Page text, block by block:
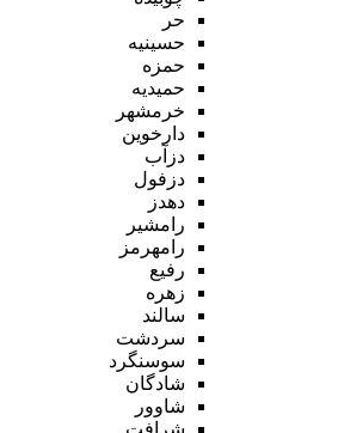
حر
حسینیه
حمزه
حمیدیه
خرمشهر
دارخوین
دزآب
دزفول
دهدز
رامشیر
رامهرمز
رفیع
زهره
سالند
سردشت
سوسنگرد
شادگان
شاوور
شرافت